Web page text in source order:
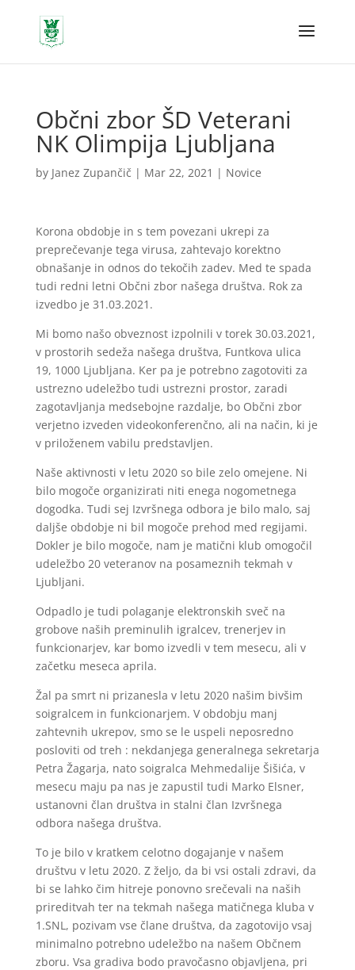
Občni zbor ŠD Veterani
NK Olimpija Ljubljana
by Janez Zupančič | Mar 22, 2021 | Novice
Korona obdobje in s tem povezani ukrepi za
preprečevanje tega virusa, zahtevajo korektno
obnašanje in odnos do tekočih zadev. Med te spada
tudi redni letni Občni zbor našega društva. Rok za
izvedbo je 31.03.2021.
Mi bomo našo obveznost izpolnili v torek 30.03.2021,
v prostorih sedeža našega društva, Funtkova ulica
19, 1000 Ljubljana. Ker pa je potrebno zagotoviti za
ustrezno udeležbo tudi ustrezni prostor, zaradi
zagotavljanja medsebojne razdalje, bo Občni zbor
verjetno izveden videokonferenčno, ali na način, ki je
v priloženem vabilu predstavljen.
Naše aktivnosti v letu 2020 so bile zelo omejene. Ni
bilo mogoče organizirati niti enega nogometnega
dogodka. Tudi sej Izvršnega odbora je bilo malo, saj
daljše obdobje ni bil mogoče prehod med regijami.
Dokler je bilo mogoče, nam je matični klub omogočil
udeležbo 20 veteranov na posameznih tekmah v
Ljubljani.
Odpadlo je tudi polaganje elektronskih sveč na
grobove naših preminulih igralcev, trenerjev in
funkcionarjev, kar bomo izvedli v tem mesecu, ali v
začetku meseca aprila.
Žal pa smrt ni prizanesla v letu 2020 našim bivšim
soigralcem in funkcionarjem. V obdobju manj
zahtevnih ukrepov, smo se le uspeli neposredno
posloviti od treh : nekdanjega generalnega sekretarja
Petra Žagarja, nato soigralca Mehmedalije Šišića, v
mesecu maju pa nas je zapustil tudi Marko Elsner,
ustanovni član društva in stalni član Izvršnega
odbora našega društva.
To je bilo v kratkem celotno dogajanje v našem
društvu v letu 2020. Z željo, da bi vsi ostali zdravi, da
bi se lahko čim hitreje ponovno srečevali na naših
prireditvah ter na tekmah našega matičnega kluba v
1.SNL, pozivam vse člane društva, da zagotovijo vsaj
minimalno potrebno udeležbo na našem Občnem
zboru. Vsa gradiva bodo pravočasno objavljena, pri